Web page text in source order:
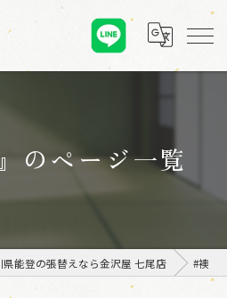
のページ一覧
県能登の張替えなら金沢屋 七尾店 #襖